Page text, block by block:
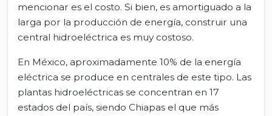
mencionar es el costo. Si bien, es amortiguado a la
larga por la producción de energía, construir una
central hidroeléctrica es muy costoso.
En México, aproximadamente 10% de la energía
eléctrica se produce en centrales de este tipo. Las
plantas hidroeléctricas se concentran en 17
estados del país, siendo Chiapas el que más